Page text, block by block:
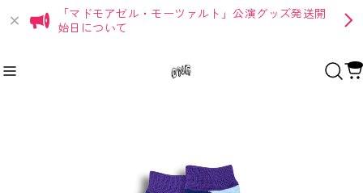
「マドモアゼル・モーツァルト」公演グッズ発送開
始日について
おすすめキーワード